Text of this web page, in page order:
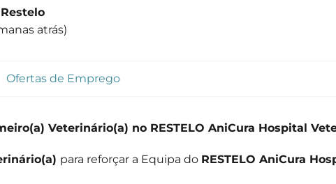
atrás)
Ofertas de Emprego
Veterinário(a) no RESTELO AniCura Hospital
para reforçar a Equipa do RESTELO AniCura